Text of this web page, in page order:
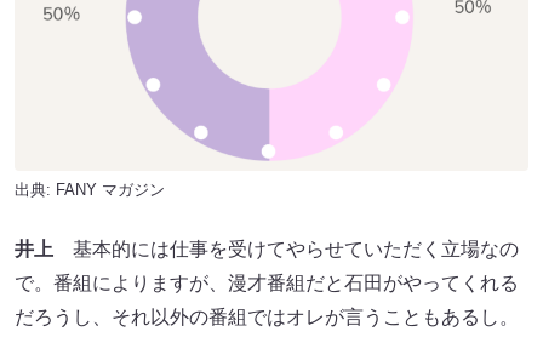
出典: FANY マガジン
井上 基本的には仕事を受けてやらせていただく立場なの
で。番組によりますが、漫才番組だと石田がやってくれる
だろうし、それ以外の番組ではオレが言うこともあるし。